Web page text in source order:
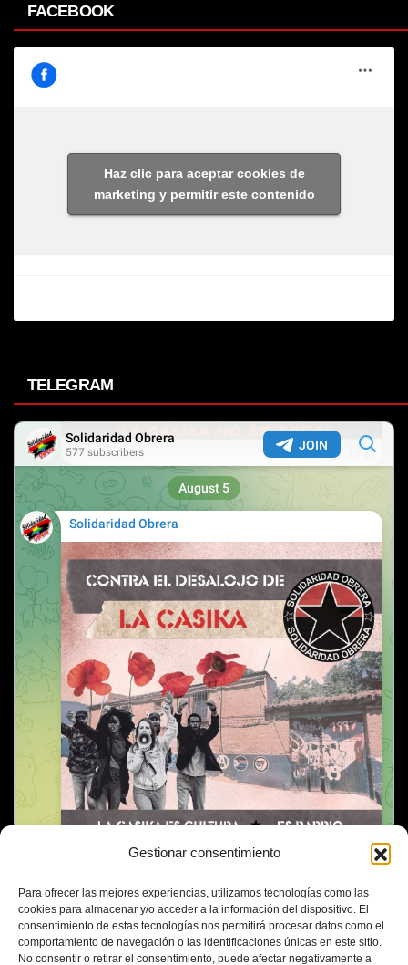
Gestionar consentimiento
Para ofrecer las mejores experiencias, utilizamos tecnologías como las
cookies para almacenar y/o acceder a la información del dispositivo. El
consentimiento de estas tecnologías nos permitirá procesar datos como el
comportamiento de navegación o las identificaciones únicas en este sitio.
No consentir o retirar el consentimiento, puede afectar negativamente a
FACEBOOK
Haz clic para aceptar cookies de
marketing y permitir este contenido
TELEGRAM